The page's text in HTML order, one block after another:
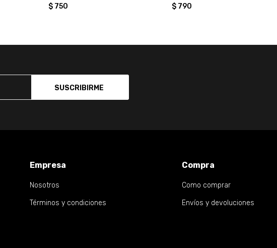
$ 750 $ 790
SUSCRIBIRME
Empresa
Nosotros
Términos y condiciones
Compra
Como comprar
Envíos y devoluciones